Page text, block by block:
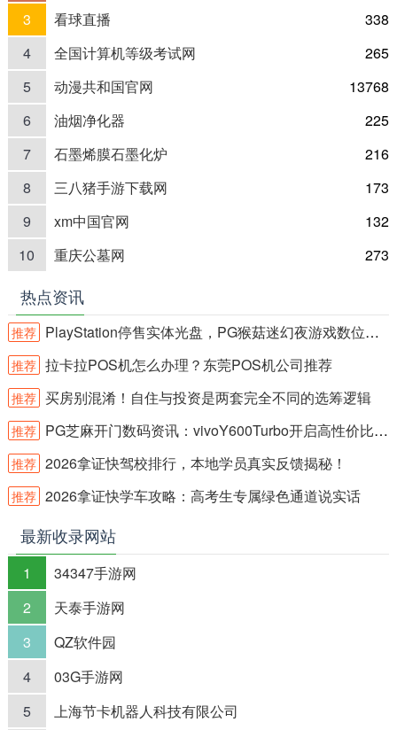
3
看球直播
338
4
全国计算机等级考试网
265
5
动漫共和国官网
13768
6
油烟净化器
225
7
石墨烯膜石墨化炉
216
8
三八猪手游下载网
173
9
xm中国官网
132
10
重庆公墓网 273
热点资讯
推荐 PlayStation停售实体光盘，PG猴菇迷幻夜游戏数位转型引热议
推荐 拉卡拉POS机怎么办理？东莞POS机公司推荐
推荐 买房别混淆！自住与投资是两套完全不同的选筹逻辑
推荐 PG芝麻开门数码资讯：vivoY600Turbo开启高性价比新体验
推荐 2026拿证快驾校排行，本地学员真实反馈揭秘！
推荐 2026拿证快学车攻略：高考生专属绿色通道说实话
最新收录网站
1
34347手游网
2
天泰手游网
3
QZ软件园
4
03G手游网
5
上海节卡机器人科技有限公司